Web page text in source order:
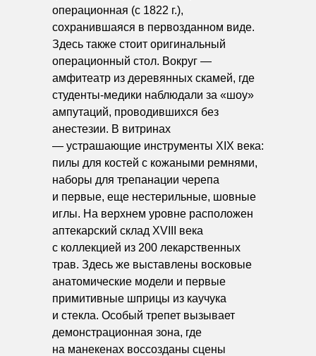
операционная (с 1822 г.),
сохранившаяся в первозданном виде.
Здесь также стоит оригинальный
операционный стол. Вокруг —
амфитеатр из деревянных скамей, где
студенты-медики наблюдали за «шоу»
ампутаций, проводившихся без
анестезии. В витринах
— устрашающие инструменты XIX века:
пилы для костей с кожаными ремнями,
наборы для трепанации черепа
и первые, еще нестерильные, шовные
иглы. На верхнем уровне расположен
аптекарский склад XVIII века
с коллекцией из 200 лекарственных
трав. Здесь же выставлены восковые
анатомические модели и первые
примитивные шприцы из каучука
и стекла. Особый трепет вызывает
демонстрационная зона, где
на манекенах воссозданы сцены